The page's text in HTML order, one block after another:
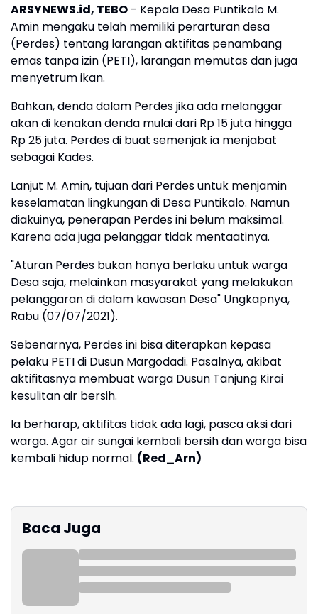
ARSYNEWS.id, TEBO - Kepala Desa Puntikalo M.
Amin mengaku telah memiliki perarturan desa
(Perdes) tentang larangan aktifitas penambang
emas tanpa izin (PETI), larangan memutas dan juga
menyetrum ikan.
Bahkan, denda dalam Perdes jika ada melanggar
akan di kenakan denda mulai dari Rp 15 juta hingga
Rp 25 juta. Perdes di buat semenjak ia menjabat
sebagai Kades.
Lanjut M. Amin, tujuan dari Perdes untuk menjamin
keselamatan lingkungan di Desa Puntikalo. Namun
diakuinya, penerapan Perdes ini belum maksimal.
Karena ada juga pelanggar tidak mentaatinya.
"Aturan Perdes bukan hanya berlaku untuk warga
Desa saja, melainkan masyarakat yang melakukan
pelanggaran di dalam kawasan Desa" Ungkapnya,
Rabu (07/07/2021).
Sebenarnya, Perdes ini bisa diterapkan kepasa
pelaku PETI di Dusun Margodadi. Pasalnya, akibat
aktifitasnya membuat warga Dusun Tanjung Kirai
kesulitan air bersih.
Ia berharap, aktifitas tidak ada lagi, pasca aksi dari
warga. Agar air sungai kembali bersih dan warga bisa
kembali hidup normal. (Red_Arn)
Baca Juga